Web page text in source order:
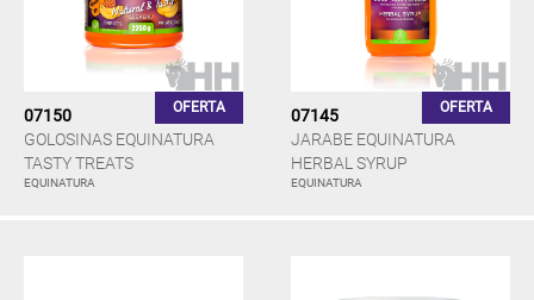
07150 OFERTA
GOLOSINAS EQUINATURA
TASTY TREATS
EQUINATURA
07145 OFERTA
JARABE EQUINATURA
HERBAL SYRUP
EQUINATURA